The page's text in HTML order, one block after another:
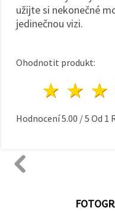
užijte si nekonečné
jedinečnou vizi.
Ohodnotit produkt:
2
1
Hodnocení5.00 /5 Od 1